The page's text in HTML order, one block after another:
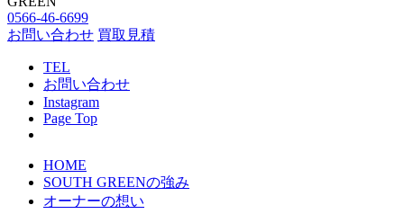
0566-46-6699
お問い合わせ 買取見積
TEL
お問い合わせ
Instagram
Page Top
HOME
SOUTH GREENの強み
オーナーの想い